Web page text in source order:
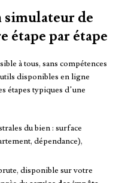
de
étape par étape
à tous, sans compétences
disponibles en ligne
étapes typiques d’une
du bien : surface
dépendance),
disponible sur votre